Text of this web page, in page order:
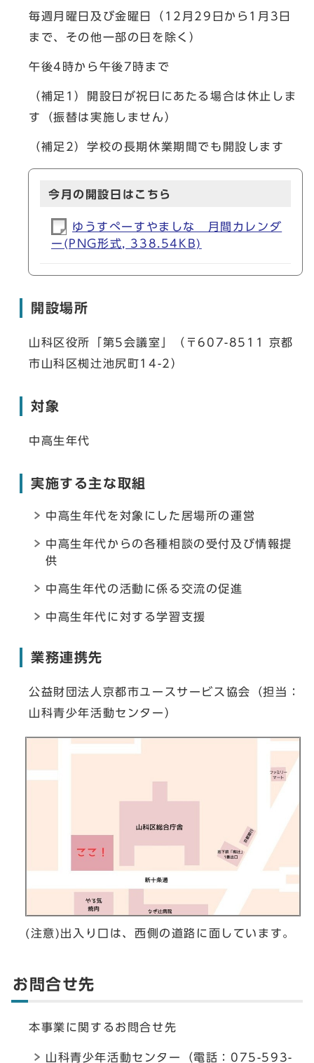
毎週月曜日及び金曜日（12月29日から1月3日
まで、その他一部の日を除く）
午後4時から午後7時まで
（補足1）開設日が祝日にあたる場合は休止しま
す（振替は実施しません）
（補足2）学校の長期休業期間でも開設します
今月の開設日はこちら
ゆうすぺーすやましな 月間カレンダ
ー(PNG形式, 338.54KB)
開設場所
山科区役所「第5会議室」（〒607-8511 京都
市山科区椥辻池尻町14-2）
対象
中高生年代
実施する主な取組
中高生年代を対象にした居場所の運営
中高生年代からの各種相談の受付及び情報提
供
中高生年代の活動に係る交流の促進
中高生年代に対する学習支援
業務連携先
公益財団法人京都市ユースサービス協会（担当：
山科青少年活動センター）
(注意)出入り口は、西側の道路に面しています。
お問合せ先
本事業に関するお問合せ先
山科青少年活動センター（電話：075-593-